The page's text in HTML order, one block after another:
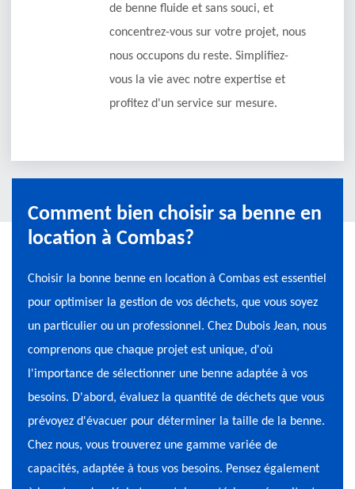
de benne fluide et sans souci, et
concentrez-vous sur votre projet, nous
nous occupons du reste. Simplifiez-
vous la vie avec notre expertise et
profitez d'un service sur mesure.
Comment bien choisir sa benne en
location à Combas?
Choisir la bonne benne en location à Combas est essentiel
pour optimiser la gestion de vos déchets, que vous soyez
un particulier ou un professionnel. Chez Dubois Jean, nous
comprenons que chaque projet est unique, d'où
l'importance de sélectionner une benne adaptée à vos
besoins. D'abord, évaluez la quantité de déchets que vous
prévoyez d'évacuer pour déterminer la taille de la benne.
Chez nous, vous trouverez une gamme variée de
capacités, adaptée à tous vos besoins. Pensez également